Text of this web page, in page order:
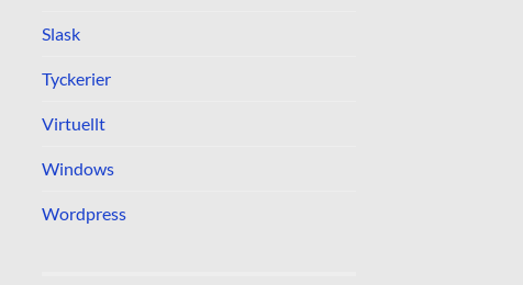
Slask
Tyckerier
Virtuellt
Windows
Wordpress